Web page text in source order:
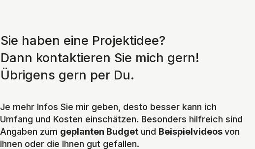
Sie haben eine Projektidee?
Dann kontaktieren Sie mich gern!
Übrigens gern per Du.
Je mehr Infos Sie mir geben, desto besser kann ich
Umfang und Kosten einschätzen. Besonders hilfreich sind
Angaben zum geplanten Budget und Beispielvideosvon
Ihnen oder die Ihnen gut gefallen.